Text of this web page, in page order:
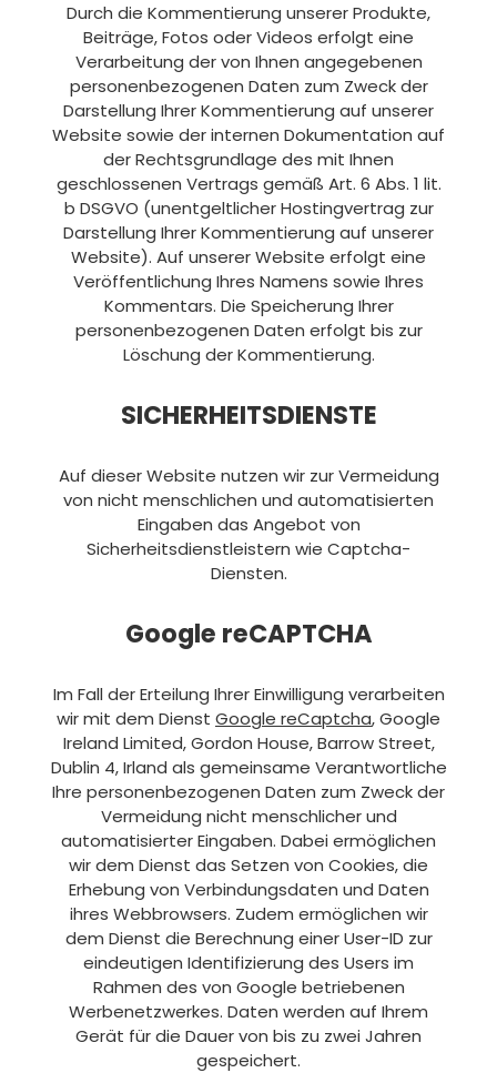
Durch die Kommentierung unserer Produkte,
Beiträge, Fotos oder Videos erfolgt eine
Verarbeitung der von Ihnen angegebenen
personenbezogenen Daten zum Zweck der
Darstellung Ihrer Kommentierung auf unserer
Website sowie der internen Dokumentation auf
der Rechtsgrundlage des mit Ihnen
geschlossenen Vertrags gemäß Art. 6 Abs. 1 lit.
b DSGVO (unentgeltlicher Hostingvertrag zur
Darstellung Ihrer Kommentierung auf unserer
Website). Auf unserer Website erfolgt eine
Veröffentlichung Ihres Namens sowie Ihres
Kommentars. Die Speicherung Ihrer
personenbezogenen Daten erfolgt bis zur
Löschung der Kommentierung.
SICHERHEITSDIENSTE
Auf dieser Website nutzen wir zur Vermeidung
von nicht menschlichen und automatisierten
Eingaben das Angebot von
Sicherheitsdienstleistern wie Captcha-
Diensten.
Google reCAPTCHA
Im Fall der Erteilung Ihrer Einwilligung verarbeiten
wir mit dem Dienst Google reCaptcha, Google
Ireland Limited, Gordon House, Barrow Street,
Dublin 4, Irland als gemeinsame Verantwortliche
Ihre personenbezogenen Daten zum Zweck der
Vermeidung nicht menschlicher und
automatisierter Eingaben. Dabei ermöglichen
wir dem Dienst das Setzen von Cookies, die
Erhebung von Verbindungsdaten und Daten
ihres Webbrowsers. Zudem ermöglichen wir
dem Dienst die Berechnung einer User-ID zur
eindeutigen Identifizierung des Users im
Rahmen des von Google betriebenen
Werbenetzwerkes. Daten werden auf Ihrem
Gerät für die Dauer von bis zu zwei Jahren
gespeichert.